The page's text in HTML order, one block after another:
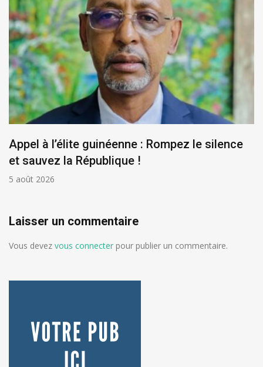
Appel à l’élite guinéenne : Rompez le silence
et sauvez la République !
5 août 2026
Laisser un commentaire
Vous devez vous connecter pour publier un commentaire.